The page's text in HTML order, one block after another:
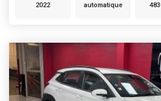
2022 automatique